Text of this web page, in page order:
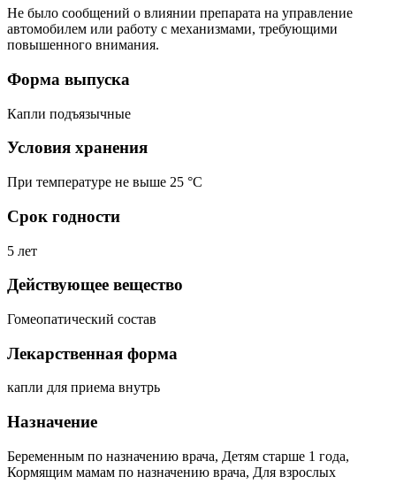
Не было сообщений о влиянии препарата на управление
автомобилем или работу с механизмами, требующими
повышенного внимания.
Форма выпуска
Капли подъязычные
Условия хранения
При температуре не выше 25 °C
Срок годности
5 лет
Действующее вещество
Гомеопатический состав
Лекарственная форма
капли для приема внутрь
Назначение
Беременным по назначению врача, Детям старше 1 года,
Кормящим мамам по назначению врача, Для взрослых